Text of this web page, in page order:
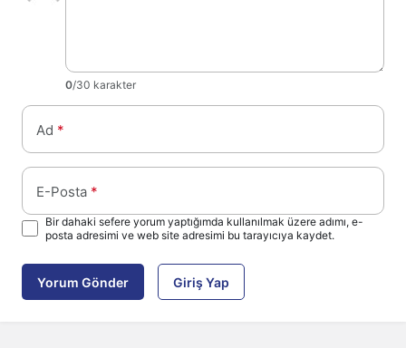
0/30 karakter
Ad *
E-Posta *
Bir dahaki sefere yorum yaptığımda kullanılmak üzere adımı, e-
posta adresimi ve web site adresimi bu tarayıcıya kaydet.
Yorum Gönder Giriş Yap